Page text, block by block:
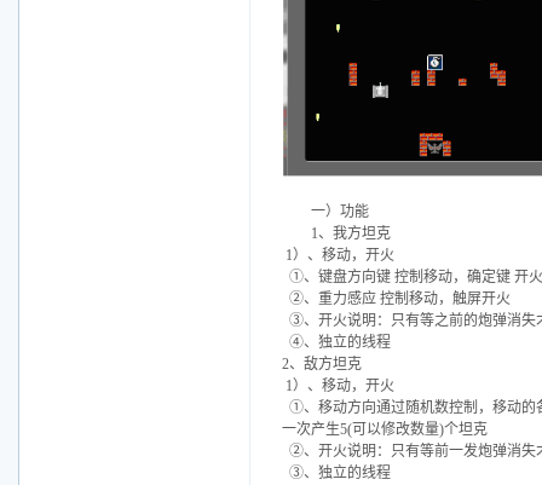
一）功能
1、我方坦克
1）、移动，开火
①、键盘方向键 控制移动，确定键 开火
②、重力感应 控制移动，触屏开火
③、开火说明：只有等之前的炮弹消失
④、独立的线程
2、敌方坦克
1）、移动，开火
①、移动方向通过随机数控制，移动的
一次产生5(可以修改数量)个坦克
②、开火说明：只有等前一发炮弹消失
③、独立的线程